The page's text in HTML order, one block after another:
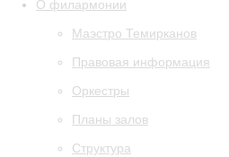
О филармонии
Маэстро Темирканов
Правовая информация
Оркестры
Планы залов
Структура